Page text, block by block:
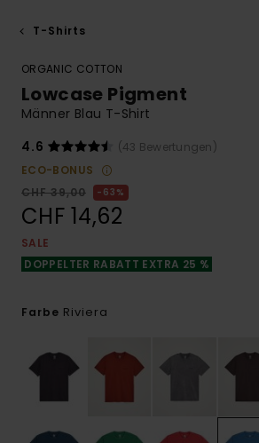
T-Shirts
ORGANIC COTTON
Lowcase Pigment
Männer Blau T-Shirt
4.6
(43 Bewertungen)
ECO-BONUS
CHF 39,00
63%
CHF 14,62
SALE
DOPPELTER RABATT EXTRA 25 %
Farbe Riviera